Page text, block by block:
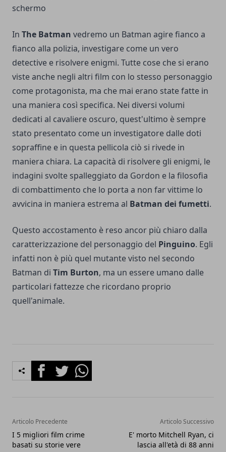
schermo
In The Batman vedremo un Batman agire fianco a
fianco alla polizia, investigare come un vero
detective e risolvere enigmi. Tutte cose che si erano
viste anche negli altri film con lo stesso personaggio
come protagonista, ma che mai erano state fatte in
una maniera così specifica. Nei diversi volumi
dedicati al cavaliere oscuro, quest'ultimo è sempre
stato presentato come un investigatore dalle doti
sopraffine e in questa pellicola ciò si rivede in
maniera chiara. La capacità di risolvere gli enigmi, le
indagini svolte spalleggiato da Gordon e la filosofia
di combattimento che lo porta a non far vittime lo
avvicina in maniera estrema al Batman dei fumetti.
Questo accostamento è reso ancor più chiaro dalla
caratterizzazione del personaggio del Pinguino. Egli
infatti non è più quel mutante visto nel secondo
Batman di Tim Burton, ma un essere umano dalle
particolari fattezze che ricordano proprio
quell'animale.
FacebookTwitterWhatsapp
Articolo Precedente
I 5 migliori film crime
basati su storie vere
Articolo Successivo
E' morto Mitchell Ryan, ci
lascia all'età di 88 anni